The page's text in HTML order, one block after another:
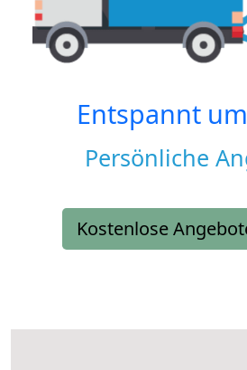
Entspannt
Persönliche
Kostenlose